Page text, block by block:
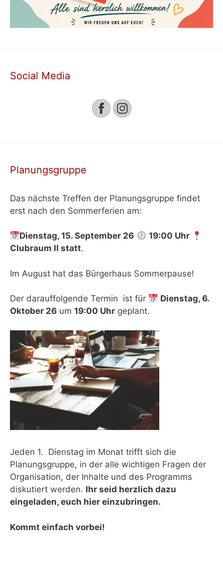
Social Media
Planungsgruppe
Das nächste Treffen der Planungsgruppe findet
erst nach den Sommerferien am:
Dienstag, 15. September 26
19:00 Uhr
Clubraum II statt.
Im August hat das Bürgerhaus Sommerpause!
Der darauffolgende Termin ist für
Dienstag, 6.
Oktober 26 um 19:00 Uhr geplant.
Jeden 1. Dienstag im Monat trifft sich die
Planungsgruppe, in der alle wichtigen Fragen der
Organisation, der Inhalte und des Programms
diskutiert werden. Ihr seid herzlich dazu
eingeladen, euch hier einzubringen.
Kommt einfach vorbei!